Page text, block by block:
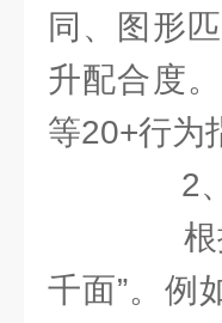
同、图形
升配合度
等20+行为
2、
根据
千面”。例